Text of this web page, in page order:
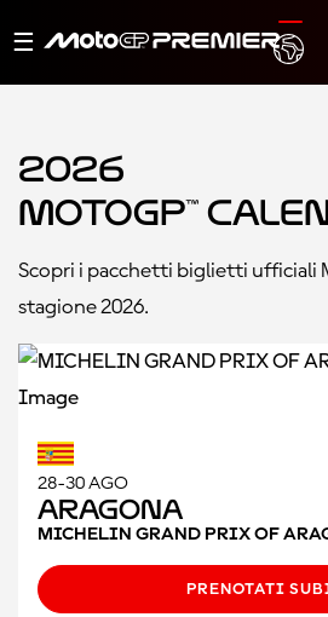
Menu
navigazione
2026
MotoGP™
Scopri i pacchetti biglietti ufficiali
stagione 2026.
28-30 AGO
Aragona
MICHELIN GRAND PRIX OF
PRENOTATI